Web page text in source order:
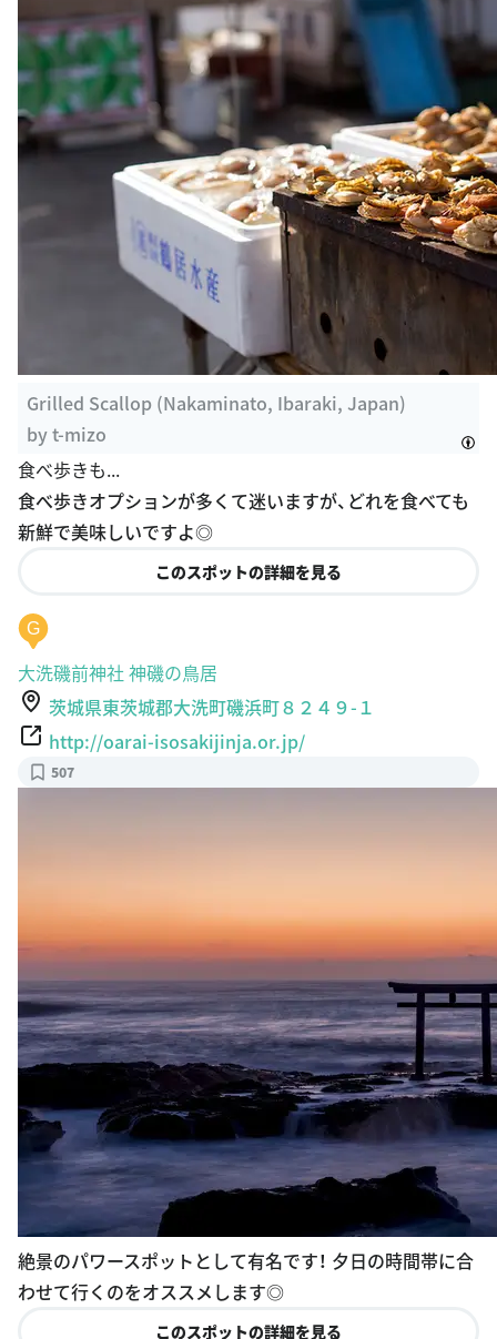
Grilled Scallop (Nakaminato, Ibaraki, Japan)
byt-mizo
食べ歩きも...
食べ歩きオプションが多くて迷いますが、どれを食べても
新鮮で美味しいですよ◎
このスポットの詳細を見る
G
大洗磯前神社 神磯の鳥居
茨城県東茨城郡大洗町磯浜町８２４９-１
http://oarai-isosakijinja.or.jp/
507
絶景のパワースポットとして有名です！ 夕日の時間帯に合
わせて行くのをオススメします◎
このスポットの詳細を見る